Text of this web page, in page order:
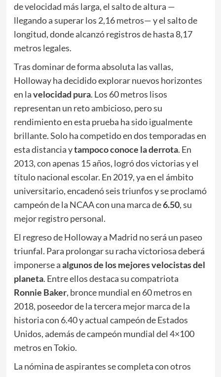
de velocidad más larga, el salto de altura —
llegando a superar los 2,16 metros— y el salto de
longitud, donde alcanzó registros de hasta 8,17
metros legales.
Tras dominar de forma absoluta las vallas,
Holloway ha decidido explorar nuevos horizontes
en lavelocidad pura. Los 60 metros lisos
representan un reto ambicioso, pero su
rendimiento en esta prueba ha sido igualmente
brillante. Solo ha competido en dos temporadas en
esta distancia ytampoco conoce la derrota. En
2013, con apenas 15 años, logró dos victorias y el
título nacional escolar. En 2019, ya en el ámbito
universitario, encadenó seis triunfos y se proclamó
campeón de la NCAA con una marca de6.50, su
mejor registro personal.
El regreso de Holloway a Madrid no será un paseo
triunfal. Para prolongar su racha victoriosa deberá
imponerse aalgunos de los mejores velocistas del
planeta. Entre ellos destaca su compatriota
Ronnie Baker, bronce mundial en 60 metros en
2018, poseedor de la tercera mejor marca de la
historia con 6.40 y actual campeón de Estados
Unidos, además de campeón mundial del 4×100
metros en Tokio.
La nómina de aspirantes se completa con otros